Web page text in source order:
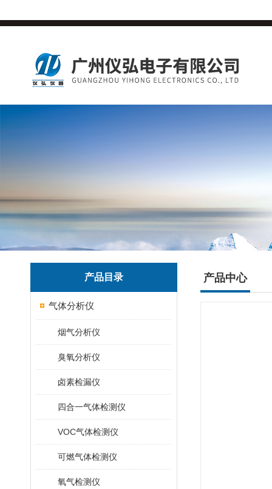
产品目录
气体分析仪
烟气分析仪
臭氧分析仪
卤素检漏仪
四合一气体检测仪
VOC气体检测仪
可燃气体检测仪
氧气检测仪
产品中心